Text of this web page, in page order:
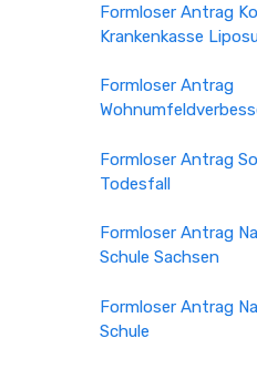
Formloser Antrag
Krankenkasse
Formloser Antrag
Formloser Antrag
Todesfall
Formloser Antrag
Schule Sachsen
Formloser Antrag
Schule